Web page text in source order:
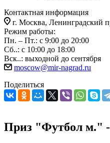
Контактная информация
г. Москва, Ленинградский
Режим работы:
Пн. – Пт.: с 9:00 до 20:00
Сб..: с 10:00 до 18:00
Вск..: выходной до сентября
moscow@mir-nagrad.ru
Поделиться
Приз "Футбол м." -